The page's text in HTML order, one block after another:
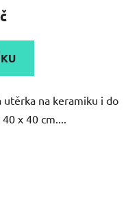
utěrka na keramiku i do
x 40 cm....